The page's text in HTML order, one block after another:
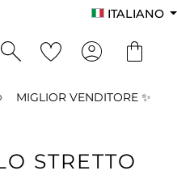
ITALIANO
MIGLIOR VENDITORE ✨
STRETTO